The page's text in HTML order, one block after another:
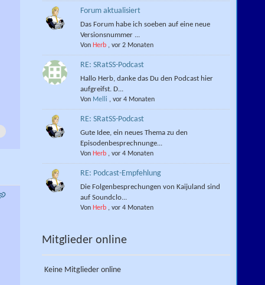
Forum aktualisiert
Das Forum habe ich soeben auf eine neue
Versionsnummer ...
Von Herb, vor 2 Monaten
RE: SRatSS-Podcast
Hallo Herb, danke das Du den Podcast hier
aufgreifst. D...
Von Melli , vor 4 Monaten
RE: SRatSS-Podcast
Gute Idee, ein neues Thema zu den
Episodenbesprechnunge...
Von Herb, vor 4 Monaten
RE: Podcast-Empfehlung
Die Folgenbesprechungen von Kaijuland sind
auf Soundclo...
Von Herb, vor 4 Monaten
Mitglieder online
Keine Mitglieder online